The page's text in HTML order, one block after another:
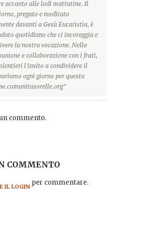
accanto alle lodi mattutine. Il
pregato e meditato
davanti a Gesù Eucaristia, è
quotidiano che ci incoraggia e
la nostra vocazione. Nello
e collaborazione con i frati,
l'invito a condividere il
ogni giorno per questa
commento.
COMMENTO
IL LOGIN per commentare.